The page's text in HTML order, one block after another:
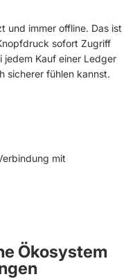
und immer offline. Das ist
sofort Zugriff
Kauf einer Ledger
sicherer fühlen kannst.
mit
Ökosystem